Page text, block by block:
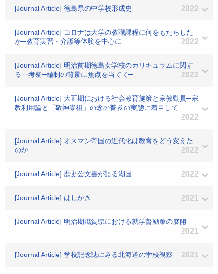
[Journal Article] 徳島県の中学校形成史 2022
[Journal Article] コロナは大学の教職課程に何をもたらした
か─教育実習・介護等体験を中心に
2022
[Journal Article] 明治前期徳島女学校のカリキュラムに関す
る一考察─編制の背景に焦点を当てて─
2022
[Journal Article] 大正期における社会教育施策と宗教動員─宗
教利用論と「敬神崇祖」の念の普及の実態に着目して─
2022
[Journal Article] オスマン帝国の近代化は教育をどう変えた
のか
2022
[Journal Article] 歴史公文書が語る湖国 2022
[Journal Article] はしがき 2021
[Journal Article] 明治期滋賀県における就学督励策の展開
2021
[Journal Article] 学校記念誌にみる北海道の学校視察 2021